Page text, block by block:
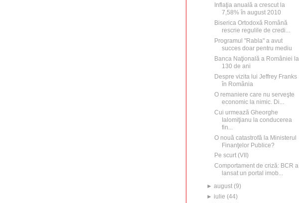
Inflaţia anuală a crescut la
7,58% în august 2010
Biserica Ortodoxă Română
rescrie regulile de credi...
Programul "Rabla" a avut
succes doar pentru mediu
Banca Naţională a României la
130 de ani
Despre vizita lui Jeffrey Franks
în România
O remaniere care nu serveşte
economic la nimic. Di...
Cui urmează Gheorghe
Ialomiţianu la conducerea
fin...
O nouă catastrofă la Ministerul
Finanţelor Publice?
Pe scurt (VII)
Comportament de criză: BCR a
lansat un portal imob...
►august (9)
► iulie (44)